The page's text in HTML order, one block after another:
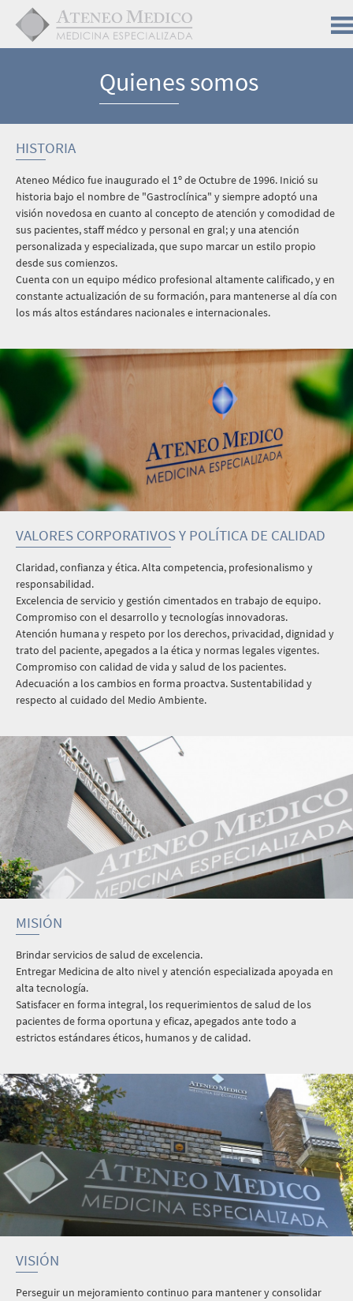
Quienes somos
HISTORIA
Ateneo Médico fue inaugurado el 1º de Octubre de 1996. Inició su
historia bajo el nombre de "Gastroclínica" y siempre adoptó una
visión novedosa en cuanto al concepto de atención y comodidad de
sus pacientes, staff médco y personal en gral; y una atención
personalizada y especializada, que supo marcar un estilo propio
desde sus comienzos.
Cuenta con un equipo médico profesional altamente calificado, y en
constante actualización de su formación, para mantenerse al día con
los más altos estándares nacionales e internacionales.
VALORES CORPORATIVOS Y POLÍTICA DE CALIDAD
Claridad, confianza y ética. Alta competencia, profesionalismo y
responsabilidad.
Excelencia de servicio y gestión cimentados en trabajo de equipo.
Compromiso con el desarrollo y tecnologías innovadoras.
Atención humana y respeto por los derechos, privacidad, dignidad y
trato del paciente, apegados a la ética y normas legales vigentes.
Compromiso con calidad de vida y salud de los pacientes.
Adecuación a los cambios en forma proactva. Sustentabilidad y
respecto al cuidado del Medio Ambiente.
MISIÓN
Brindar servicios de salud de excelencia.
Entregar Medicina de alto nivel y atención especializada apoyada en
alta tecnología.
Satisfacer en forma integral, los requerimientos de salud de los
pacientes de forma oportuna y eficaz, apegados ante todo a
estrictos estándares éticos, humanos y de calidad.
VISIÓN
Perseguir un mejoramiento continuo para mantener y consolidar